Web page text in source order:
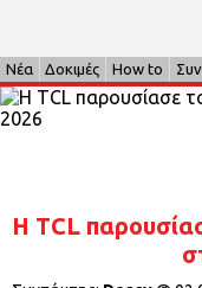
Νέα Δοκιμές How to
Η TCL